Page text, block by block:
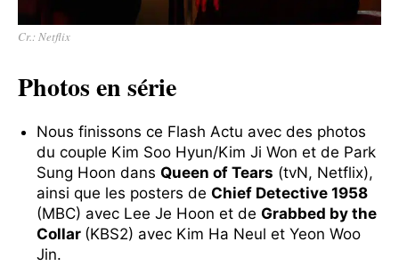
Cr.: Netflix
Photos en série
Nous finissons ce Flash Actu avec des photos
du couple Kim Soo Hyun/Kim Ji Won et de Park
Sung Hoon dans Queen of Tears (tvN, Netflix),
ainsi que les posters de Chief Detective 1958
(MBC) avec Lee Je Hoon et de Grabbed by the
Collar (KBS2) avec Kim Ha Neul et Yeon Woo
Jin.